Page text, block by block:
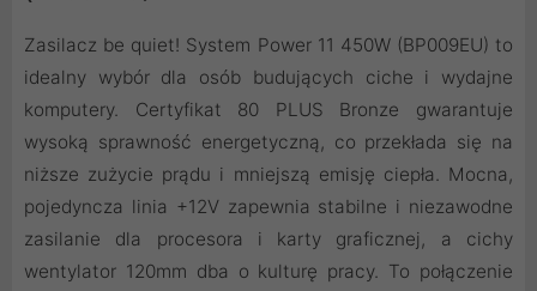
Zasilacz be quiet! System Power 11 450W (BP009EU) to
idealny wybór dla osób budujących ciche i wydajne
komputery. Certyfikat 80 PLUS Bronze gwarantuje
wysoką sprawność energetyczną, co przekłada się na
niższe zużycie prądu i mniejszą emisję ciepła. Mocna,
pojedyncza linia +12V zapewnia stabilne i niezawodne
zasilanie dla procesora i karty graficznej, a cichy
wentylator 120mm dba o kulturę pracy. To połączenie